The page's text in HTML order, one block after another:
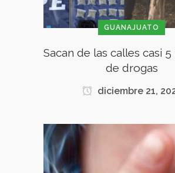
GUANAJUATO
Sacan de las calles casi
de drogas
diciembre 21,